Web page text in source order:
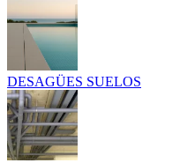
DESAGÜES SUELOS